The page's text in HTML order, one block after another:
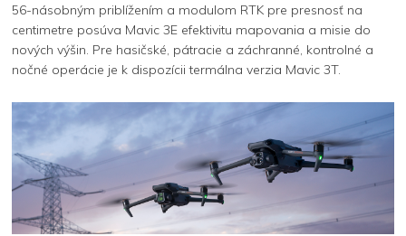
56-násobným priblížením a modulom RTK pre presnosť na
centimetre posúva Mavic 3E efektivitu mapovania a misie do
nových výšin. Pre hasičské, pátracie a záchranné, kontrolné a
nočné operácie je k dispozícii termálna verzia Mavic 3T.